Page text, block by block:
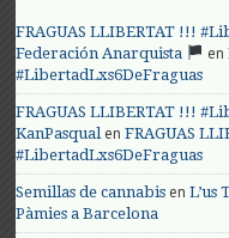
FRAGUAS LLIBERTAT !!!
Federación Anarquista
en
#LibertadLxs6DeFraguas
FRAGUAS LLIBERTAT !!!
KanPasqualenFRAGUAS
#LibertadLxs6DeFraguas
Semillas de cannabis enL’us
Pàmies a Barcelona